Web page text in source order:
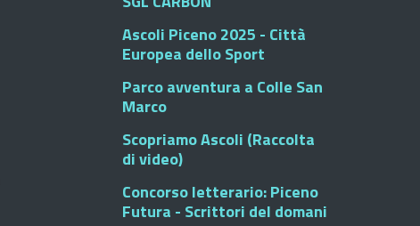
Ascoli Piceno 2025 - Città
Europea dello Sport
Parco avventura a Colle San
Marco
Scopriamo Ascoli (Raccolta
di video)
Concorso letterario: Piceno
Futura - Scrittori del domani